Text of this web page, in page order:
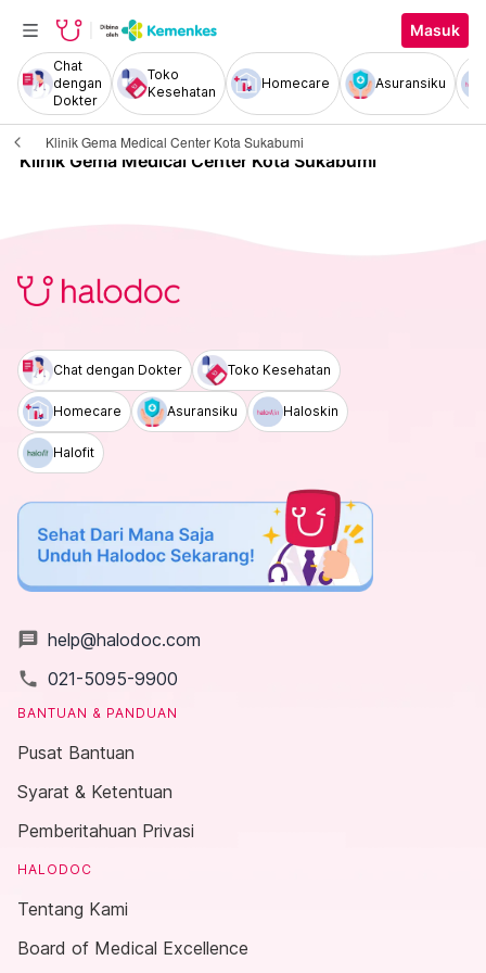
Masuk
Chat
dengan
Dokter
Toko
Kesehatan
Homecare Asuransiku
Klinik Gema Medical Center Kota Sukabumi
Klinik Gema Medical Center Kota Sukabumi
Chat dengan Dokter Toko Kesehatan
Homecare Asuransiku Haloskin
Halofit
message help@halodoc.com
local_phone 021-5095-9900
BANTUAN & PANDUAN
Pusat Bantuan
Syarat & Ketentuan
Pemberitahuan Privasi
HALODOC
Tentang Kami
Board of Medical Excellence